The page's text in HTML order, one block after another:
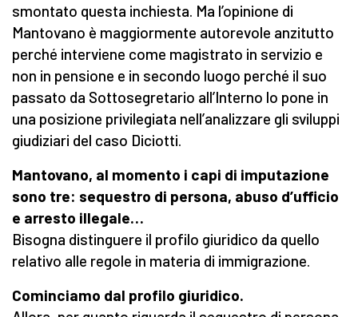
smontato questa inchiesta. Ma l’opinione di
Mantovano è maggiormente autorevole anzitutto
perché interviene come magistrato in servizio e
non in pensione e in secondo luogo perché il suo
passato da Sottosegretario all’Interno lo pone in
una posizione privilegiata nell’analizzare gli sviluppi
giudiziari del caso Diciotti.
Mantovano, al momento i capi di imputazione
sono tre: sequestro di persona, abuso d’ufficio
e arresto illegale…
Bisogna distinguere il profilo giuridico da quello
relativo alle regole in materia di immigrazione.
Cominciamo dal profilo giuridico.